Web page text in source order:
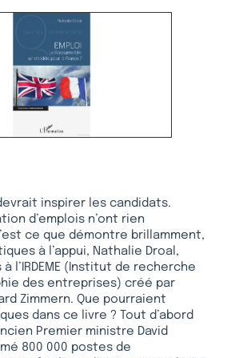
inspirer les candidats.
d’emplois n’ont rien
ce que démontre brillamment,
à l’appui, Nathalie Droal,
l’IRDEME (Institut de recherche
des entreprises) créé par
Zimmern. Que pourraient
dans ce livre ? Tout d’abord
Premier ministre David
800 000 postes de